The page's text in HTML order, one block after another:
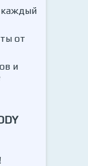
каждый
от
и